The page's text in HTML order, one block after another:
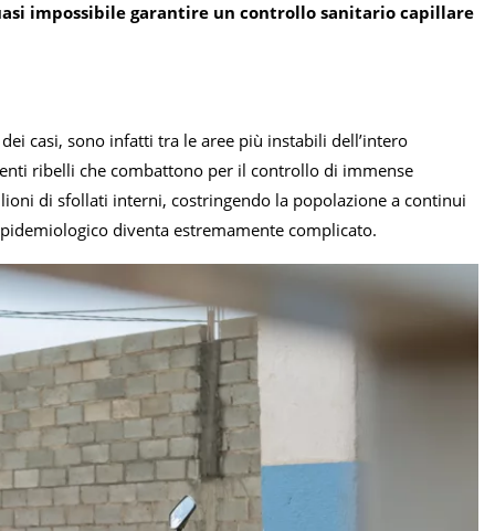
impossibile garantire un controllo sanitario capillare
casi, sono infatti tra le aree più instabili dell’intero
ribelli che combattono per il controllo di immense
di sfollati interni, costringendo la popolazione a continui
diventa estremamente complicato.